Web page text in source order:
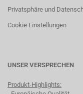
Privatsphäre und
Cookie Einstellungen
UNSER VERSPRECHEN
Produkt-Highlights: